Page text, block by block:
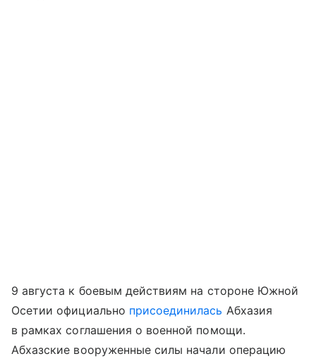
9 августа к боевым действиям на стороне Южной
Осетии официально присоединилась Абхазия
в рамках соглашения о военной помощи.
Абхазские вооруженные силы начали операцию